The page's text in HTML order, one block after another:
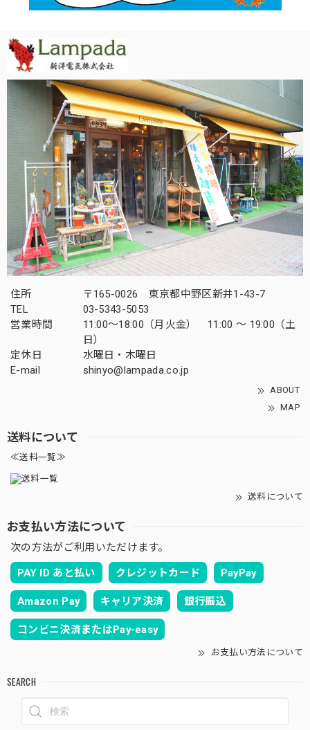
住所
〒165-0026 東京都中野区新井1-43-7
TEL
03-5343-5053
営業時間
11:00～18:00（月火金） 11:00 ～ 19:00（土
日）
定休日
水曜日・木曜日
E-mail
shinyo@lampada.co.jp
ABOUT
MAP
送料について
≪送料一覧≫
送料について
お支払い方法について
次の方法がご利用いただけます。
PAY ID あと払い クレジットカード PayPay
Amazon Pay キャリア決済 銀行振込
コンビニ決済またはPay-easy
お支払い方法について
SEARCH